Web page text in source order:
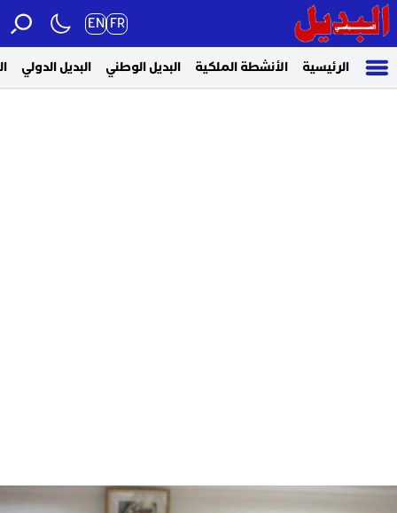
FR
EN
الرئيسية الأنشطة الملكية البديل الوطني البديل الدولي